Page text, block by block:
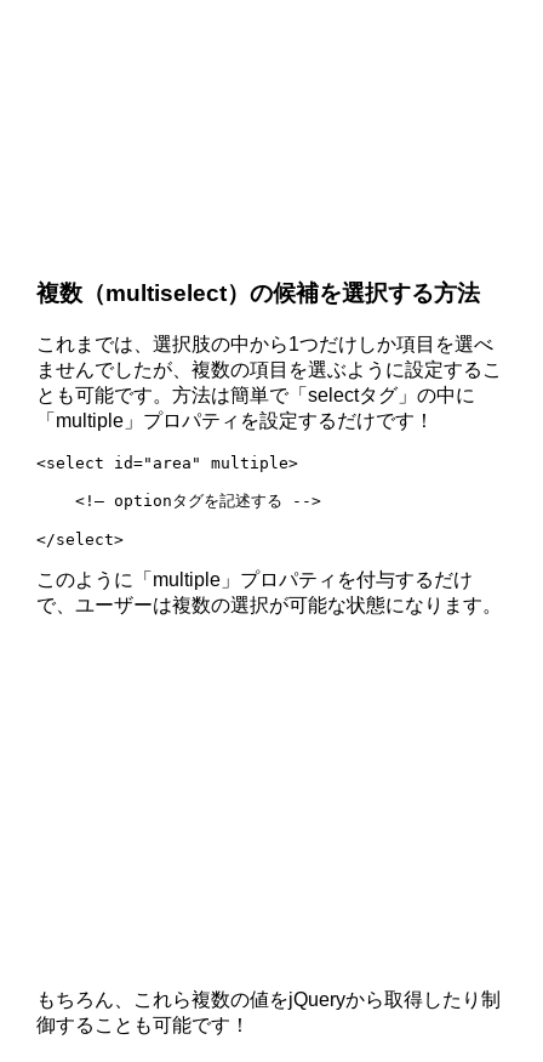
複数（multiselect）の候補を選択する方法
これまでは、選択肢の中から1つだけしか項目を選べ
ませんでしたが、複数の項目を選ぶように設定するこ
とも可能です。方法は簡単で「selectタグ」の中に
「multiple」プロパティを設定するだけです！
<select id="area" multiple>
    <!— optionタグを記述する -->
</select>
このように「multiple」プロパティを付与するだけ
で、ユーザーは複数の選択が可能な状態になります。
もちろん、これら複数の値をjQueryから取得したり制
御することも可能です！